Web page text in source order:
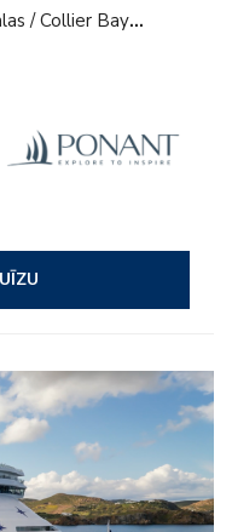
/ Collier Bay…